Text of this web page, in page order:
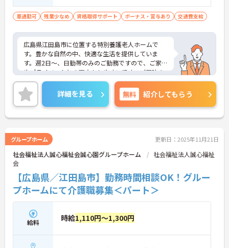
免許（通勤用）
車通勤可 残業少なめ 資格取得サポート ボーナス・賞与あり 交通費支給
広島県江田島市に位置する特別養護老人ホームで
す。豊かな自然の中、快適な生活を提供していま
す。週2日～、日勤帯のみのご勤務ですので、ご家庭
やプライベートとの両立もしやすいです。ご興味の
ある方には、面接対策ポイントなど、さらに詳細を
お話しいたしますのでお気軽にご相談ください！
詳細を見る 無料 紹介してもらう
グループホーム 更新日：2025年11月21日
社会福祉法人誠心福祉会誠心園グループホーム
社会福祉法人誠心福祉
会
【広島県／江田島市】勤務時間相談OK！グルー
プホームにて介護職募集＜パート＞
給料 時給1,110円～1,300円